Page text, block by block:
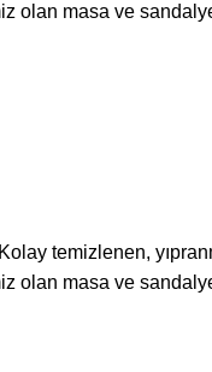
olan masa ve
temizlenen,
olan masa ve